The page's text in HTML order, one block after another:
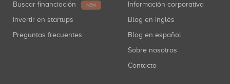
Buscar financiación NEW
Invertir en startups
Preguntas frecuentes
Información corporativa
Blog en inglés
Blog en español
Sobre nosotros
Contacto